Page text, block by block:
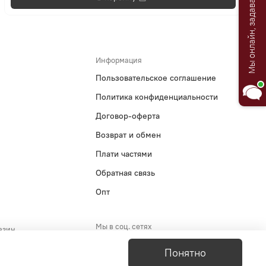
Информация
Пользовательское соглашение
Политика конфиденциальности
Договор-оферта
Возврат и обмен
Плати частями
Обратная связь
Опт
Мы в соц. сетях
Понятно